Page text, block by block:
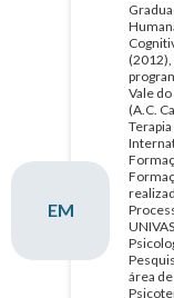
EM
(2012),
Vale
(A.C.
área